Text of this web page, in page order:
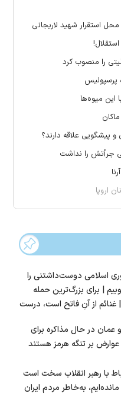
استقرار شهید لاریجانی
را منصوب کرد
پرسپولیس
میوه‌ها
و پیشگویی علاقه دارند؟
جرأتش را نداشت
اروپا
اسلامی دوست‌داشتنی را
| برای بزرگ‌ترین حمله
غنائم از آنِ فاتح است، درست
و عمان در حال مذاکره برای
بر تنگه هرمز هستند
با رهبر انقلاب سخت است
مانده‌ایم، به‌خاطر مردم ایران